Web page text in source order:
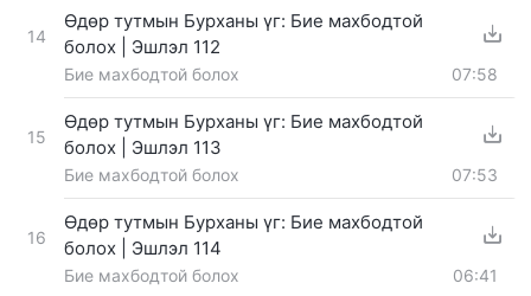
14
Өдөр тутмын Бурханы үг: Бие махбодтой
болох | Эшлэл 112
Бие махбодтой болох 07:58
15
Өдөр тутмын Бурханы үг: Бие махбодтой
болох | Эшлэл 113
Бие махбодтой болох 07:53
16
Өдөр тутмын Бурханы үг: Бие махбодтой
болох | Эшлэл 114
Бие махбодтой болох 06:41